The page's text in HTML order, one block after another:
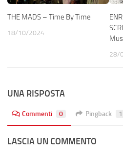
THE MADS – Time By Time
18/10/2024
28/
UNA RISPOSTA
Commenti 0 Pingback 1
LASCIA UN COMMENTO